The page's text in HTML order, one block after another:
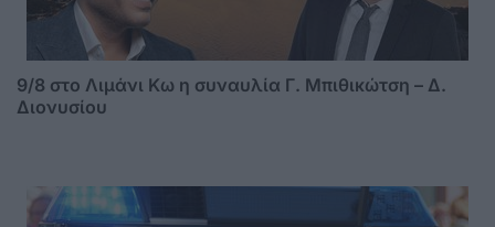
9/8 στο Λιμάνι Κω η συναυλία Γ. Μπιθικώτση – Δ.
Διονυσίου